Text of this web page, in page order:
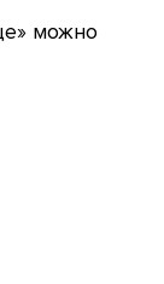
можно